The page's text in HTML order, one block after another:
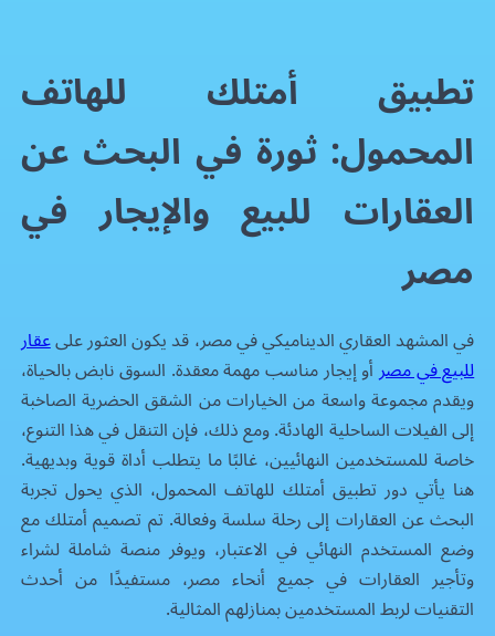
تطبيق أمتلك للهاتف
المحمول: ثورة في البحث عن
العقارات للبيع والإيجار في
مصر
في المشهد العقاري الديناميكي في مصر، قد يكون العثور علىعقار
للبيع في مصرأو إيجار مناسب مهمة معقدة. السوق نابض بالحياة،
ويقدم مجموعة واسعة من الخيارات من الشقق الحضرية الصاخبة
إلى الفيلات الساحلية الهادئة. ومع ذلك، فإن التنقل في هذا التنوع،
خاصة للمستخدمين النهائيين، غالبًا ما يتطلب أداة قوية وبديهية.
هنا يأتي دور تطبيق أمتلك للهاتف المحمول، الذي يحول تجربة
البحث عن العقارات إلى رحلة سلسة وفعالة. تم تصميم أمتلك مع
وضع المستخدم النهائي في الاعتبار، ويوفر منصة شاملة لشراء
وتأجير العقارات في جميع أنحاء مصر، مستفيدًا من أحدث
التقنيات لربط المستخدمين بمنازلهم المثالية.